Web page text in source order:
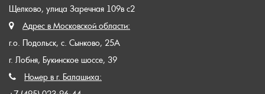
Щелково, улица Заречная 109в с2
Адрес в Московской области:
г.о. Подольск, с. Сынково, 25А
г. Лобня, Букинское шоссе, 39
Номер в г. Балашиха: